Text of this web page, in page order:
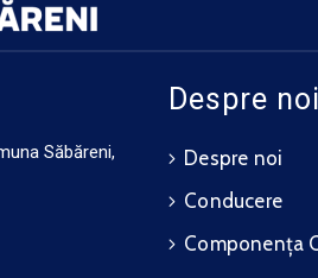
Săbăreni,
Despre noi
Despre noi
Conducere
Componența